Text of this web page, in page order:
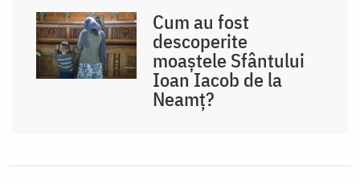
Cum au fost
descoperite
moaștele Sfântului
Ioan Iacob de la
Neamț?